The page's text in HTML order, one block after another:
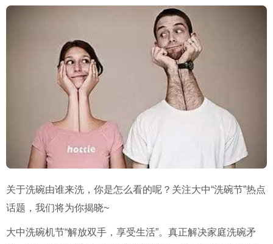
关于洗碗由谁来洗，你是怎么看的呢？关注大中“洗碗节”热点
话题，我们将为你揭晓~
大中洗碗机节“解放双手，享受生活”。真正解决家庭洗碗矛